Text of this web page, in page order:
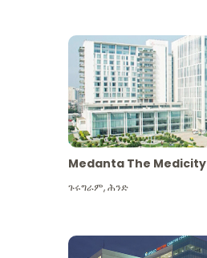
Medanta The Medicity
ጉሩግራም,ሕንድ